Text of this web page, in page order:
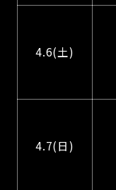
4.6(土)
4.7(日)